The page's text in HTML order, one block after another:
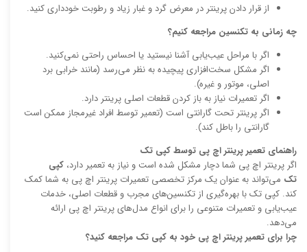
از قرار دادن پرینتر در معرض گرد و غبار زیاد و رطوبت خودداری کنید.
چه زمانی به تکنسین مراجعه کنیم؟
اگر با مراحل عیب‌یابی آشنا نیستید یا احساس راحتی نمی‌کنید.
اگر مشکل سخت‌افزاری پیچیده به نظر می‌رسد (مانند خرابی برد
اصلی، موتور و غیره).
اگر تعمیرات نیاز به باز کردن قطعات اصلی پرینتر دارد.
اگر پرینتر تحت گارانتی است (تعمیر توسط افراد غیرمجاز ممکن است
گارانتی را باطل کند).
راهنمای تعمیر پرینتر اچ پی توسط کپی تک
اگر پرینتر اچ پی شما دچار مشکل شده است و نیاز به تعمیر دارد، کپی
تک می‌تواند به عنوان یک مرکز تخصصی تعمیرات پرینتر اچ پی به شما کمک
کند. کپی تک با بهره‌گیری از تکنسین‌های مجرب و قطعات اصلی، خدمات
عیب‌یابی و تعمیرات متنوعی را برای انواع مدل‌های پرینتر اچ پی ارائه
می‌دهد.
چرا برای تعمیر پرینتر اچ پی خود به کپی تک مراجعه کنید؟